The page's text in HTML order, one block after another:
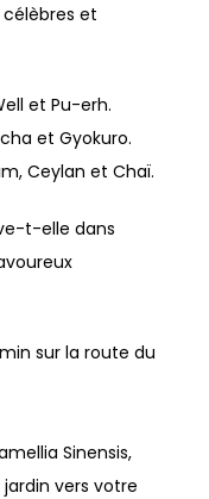
et
et Pu-erh.
et Gyokuro.
Ceylan et Chaï.
t-elle dans
sur la route du
Sinensis,
vers votre